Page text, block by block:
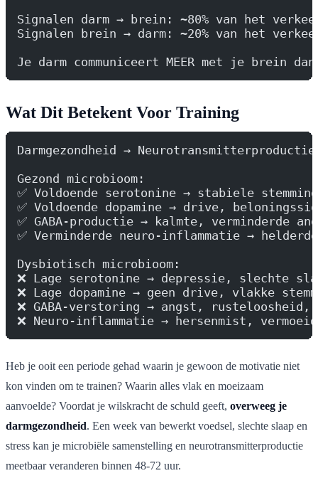
Signalen darm → brein: ~80% van het
Signalen brein → darm: ~20% van het
Je darm communiceert MEER met je brein
Wat Dit Betekent Voor Training
Darmgezondheid →
Gezond microbioom:
✅ Voldoende serotonine → stabiele
✅ Voldoende dopamine → drive,
✅ GABA-productie → kalmte, verminderde
✅ Verminderde neuro-inflammatie →
Dysbiotisch microbioom:
❌ Lage serotonine → depressie, slechte
❌ Lage dopamine → geen drive, vlakke
❌ GABA-verstoring → angst,
❌ Neuro-inflammatie → hersenmist,
Heb je ooit een periode gehad waarin je gewoon de motivatie niet
kon vinden om te trainen? Waarin alles vlak en moeizaam
aanvoelde? Voordat je wilskracht de schuld geeft, overweeg je
darmgezondheid. Een week van bewerkt voedsel, slechte slaap en
stress kan je microbiële samenstelling en neurotransmitterproductie
meetbaar veranderen binnen 48-72 uur.